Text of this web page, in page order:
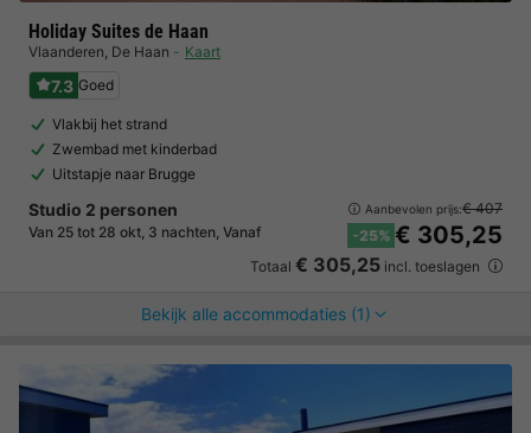
Holiday Suites de Haan
Vlaanderen, De Haan Kaart
7.3 Goed
Vlakbij het strand
Zwembad met kinderbad
Uitstapje naar Brugge
Studio 2 personen
Van 25 tot 28 okt, 3 nachten, Vanaf
Aanbevolen prijs:€ 407
-25% € 305,25
Totaal € 305,25 incl. toeslagen
Bekijk alle accommodaties (1)